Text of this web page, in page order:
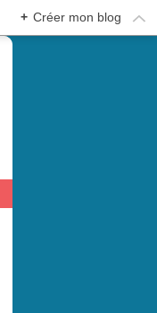
+ Créer mon blog